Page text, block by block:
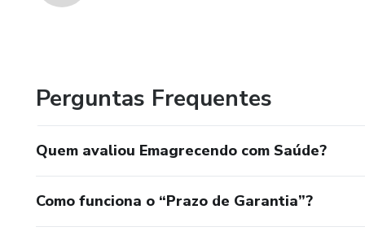
Perguntas Frequentes
Quem avaliou Emagrecendo com Saúde?
Como funciona o “Prazo de Garantia”?